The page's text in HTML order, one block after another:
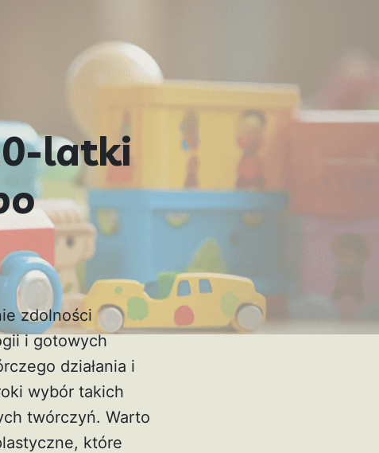
latki
zdolności
i gotowych
działania i
wybór takich
twórczyń. Warto
które